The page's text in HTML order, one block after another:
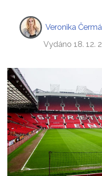
Veronika
Vydáno 18. 12.